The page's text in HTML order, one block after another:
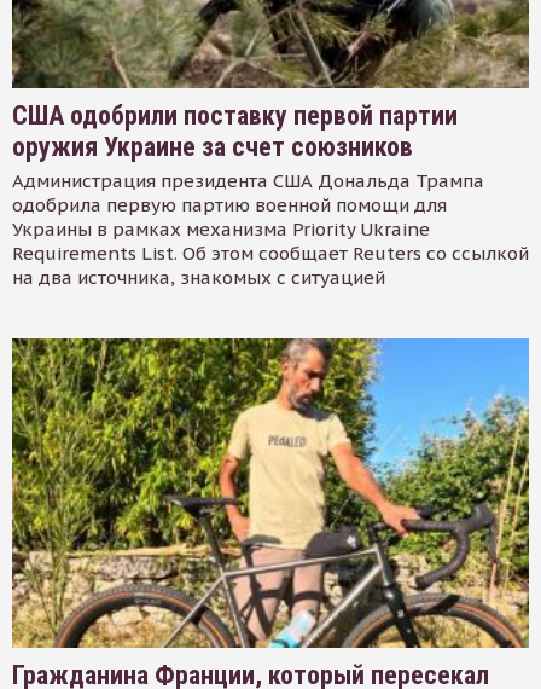
США одобрили поставку первой партии
оружия Украине за счет союзников
Администрация президента США Дональда Трампа
одобрила первую партию военной помощи для
Украины в рамках механизма Priority Ukraine
Requirements List. Об этом сообщает Reuters со ссылкой
на два источника, знакомых с ситуацией
Гражданина Франции, который пересекал